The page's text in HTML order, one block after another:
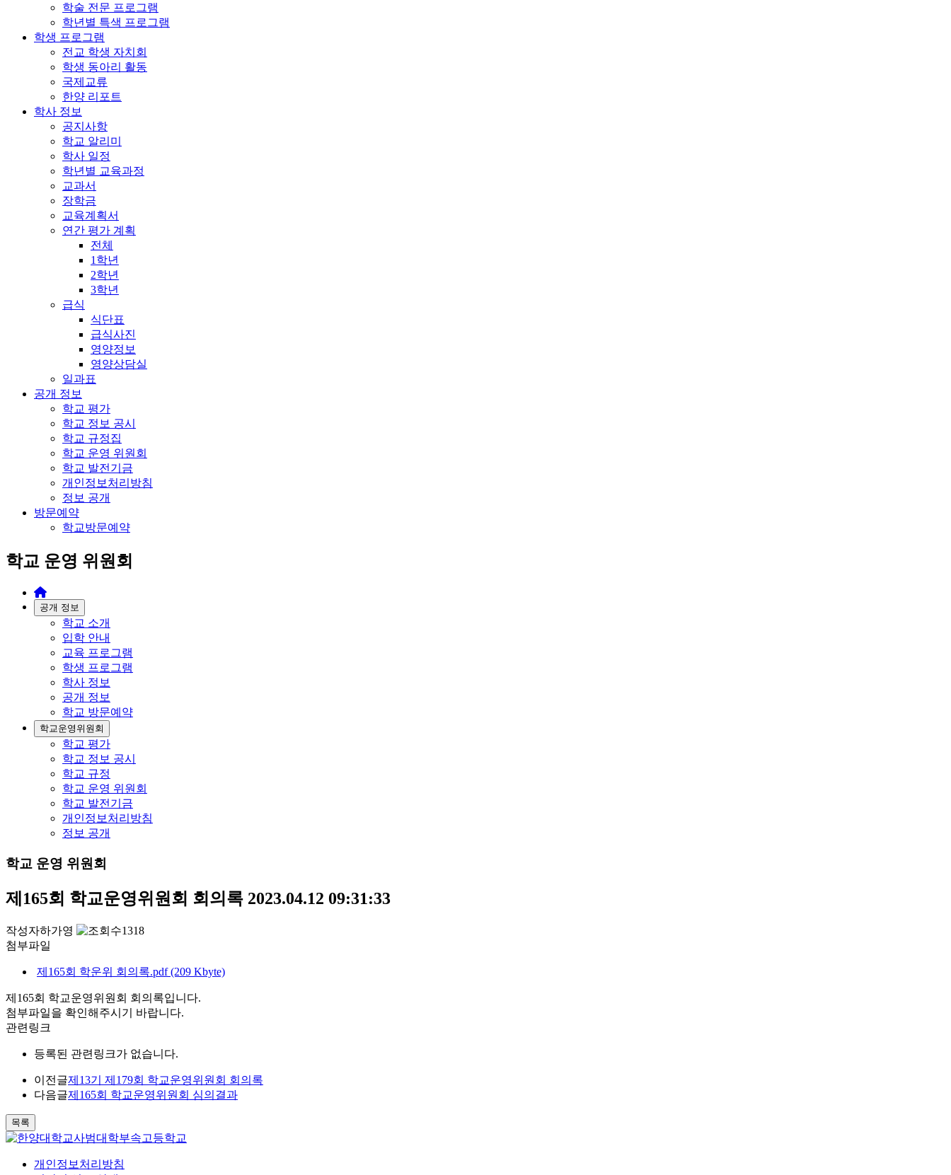
학술 전문 프로그램
학년별 특색 프로그램
학생 프로그램
전교 학생 자치회
학생 동아리 활동
국제교류
한양 리포트
학사 정보
공지사항
학교 알리미
학사 일정
학년별 교육과정
교과서
장학금
교육계획서
연간 평가 계획
전체
1학년
2학년
3학년
급식
식단표
급식사진
영양정보
영양상담실
일과표
공개 정보
학교 평가
학교 정보 공시
학교 규정집
학교 운영 위원회
학교 발전기금
개인정보처리방침
정보 공개
방문예약
학교방문예약
학교 운영 위원회
공개 정보
학교 소개
입학 안내
교육 프로그램
학생 프로그램
학사 정보
공개 정보
학교 방문예약
학교운영위원회
학교 평가
학교 정보 공시
학교 규정
학교 운영 위원회
학교 발전기금
개인정보처리방침
정보 공개
학교 운영 위원회
제165회 학교운영위원회 회의록 2023.04.12 09:31:33
작성자하가영
1318
첨부파일
제165회 학운위 회의록.pdf (209 Kbyte)
제165회 학교운영위원회 회의록입니다.
첨부파일을 확인해주시기 바랍니다.
관련링크
등록된 관련링크가 없습니다.
이전글제13기 제179회 학교운영위원회 회의록
다음글제165회 학교운영위원회 심의결과
목록
개인정보처리방침